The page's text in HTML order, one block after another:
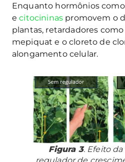
Enquanto hormônios como
ecitocininas promovem o
plantas, retardadores
mepiquat e o cloreto de
alongamento celular.
Figura 3. Efeito
regulador de